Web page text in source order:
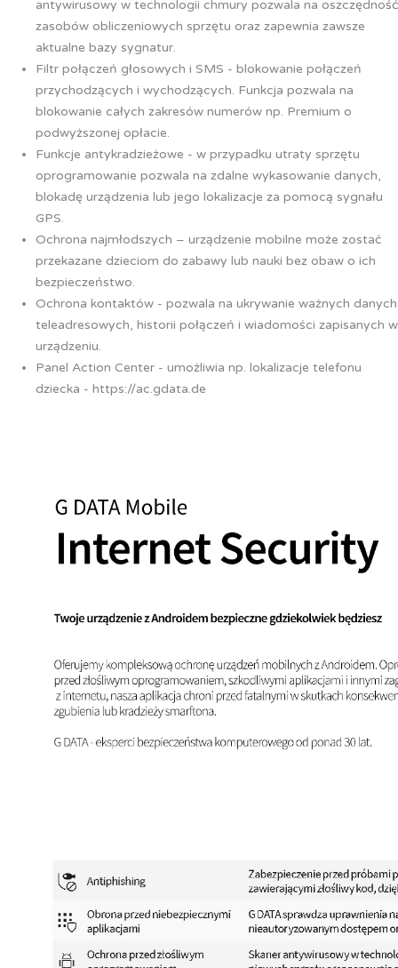
antywirusowy w technologii chmury pozwala na oszczędność
zasobów obliczeniowych sprzętu oraz zapewnia zawsze
aktualne bazy sygnatur.
Filtr połączeń głosowych i SMS - blokowanie połączeń
przychodzących i wychodzących. Funkcja pozwala na
blokowanie całych zakresów numerów np. Premium o
podwyższonej opłacie.
Funkcje antykradzieżowe - w przypadku utraty sprzętu
oprogramowanie pozwala na zdalne wykasowanie danych,
blokadę urządzenia lub jego lokalizacje za pomocą sygnału
GPS.
Ochrona najmłodszych – urządzenie mobilne może zostać
przekazane dzieciom do zabawy lub nauki bez obaw o ich
bezpieczeństwo.
Ochrona kontaktów - pozwala na ukrywanie ważnych danych
teleadresowych, historii połączeń i wiadomości zapisanych w
urządzeniu.
Panel Action Center - umożliwia np. lokalizacje telefonu
dziecka - https://ac.gdata.de